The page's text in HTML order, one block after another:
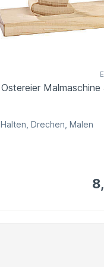
Ostereier Malmaschine
Halten, Drechen, Malen